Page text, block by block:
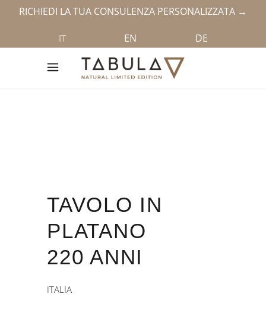
RICHIEDI LA TUA CONSULENZA PERSONALIZZATA →
IT EN DE
TAVOLO IN
PLATANO
220 ANNI
ITALIA